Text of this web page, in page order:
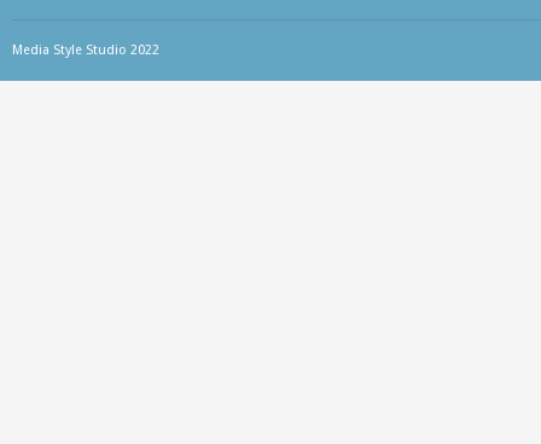
Media Style Studio 2022